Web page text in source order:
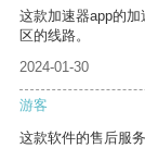
这款加速器app的
区的线路。
2024-01-30
游客
这款软件的售后服